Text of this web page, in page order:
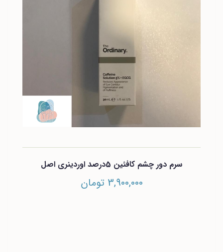
سرم دور چشم کافئین 5درصد اوردینری اصل
3,900,000 تومان